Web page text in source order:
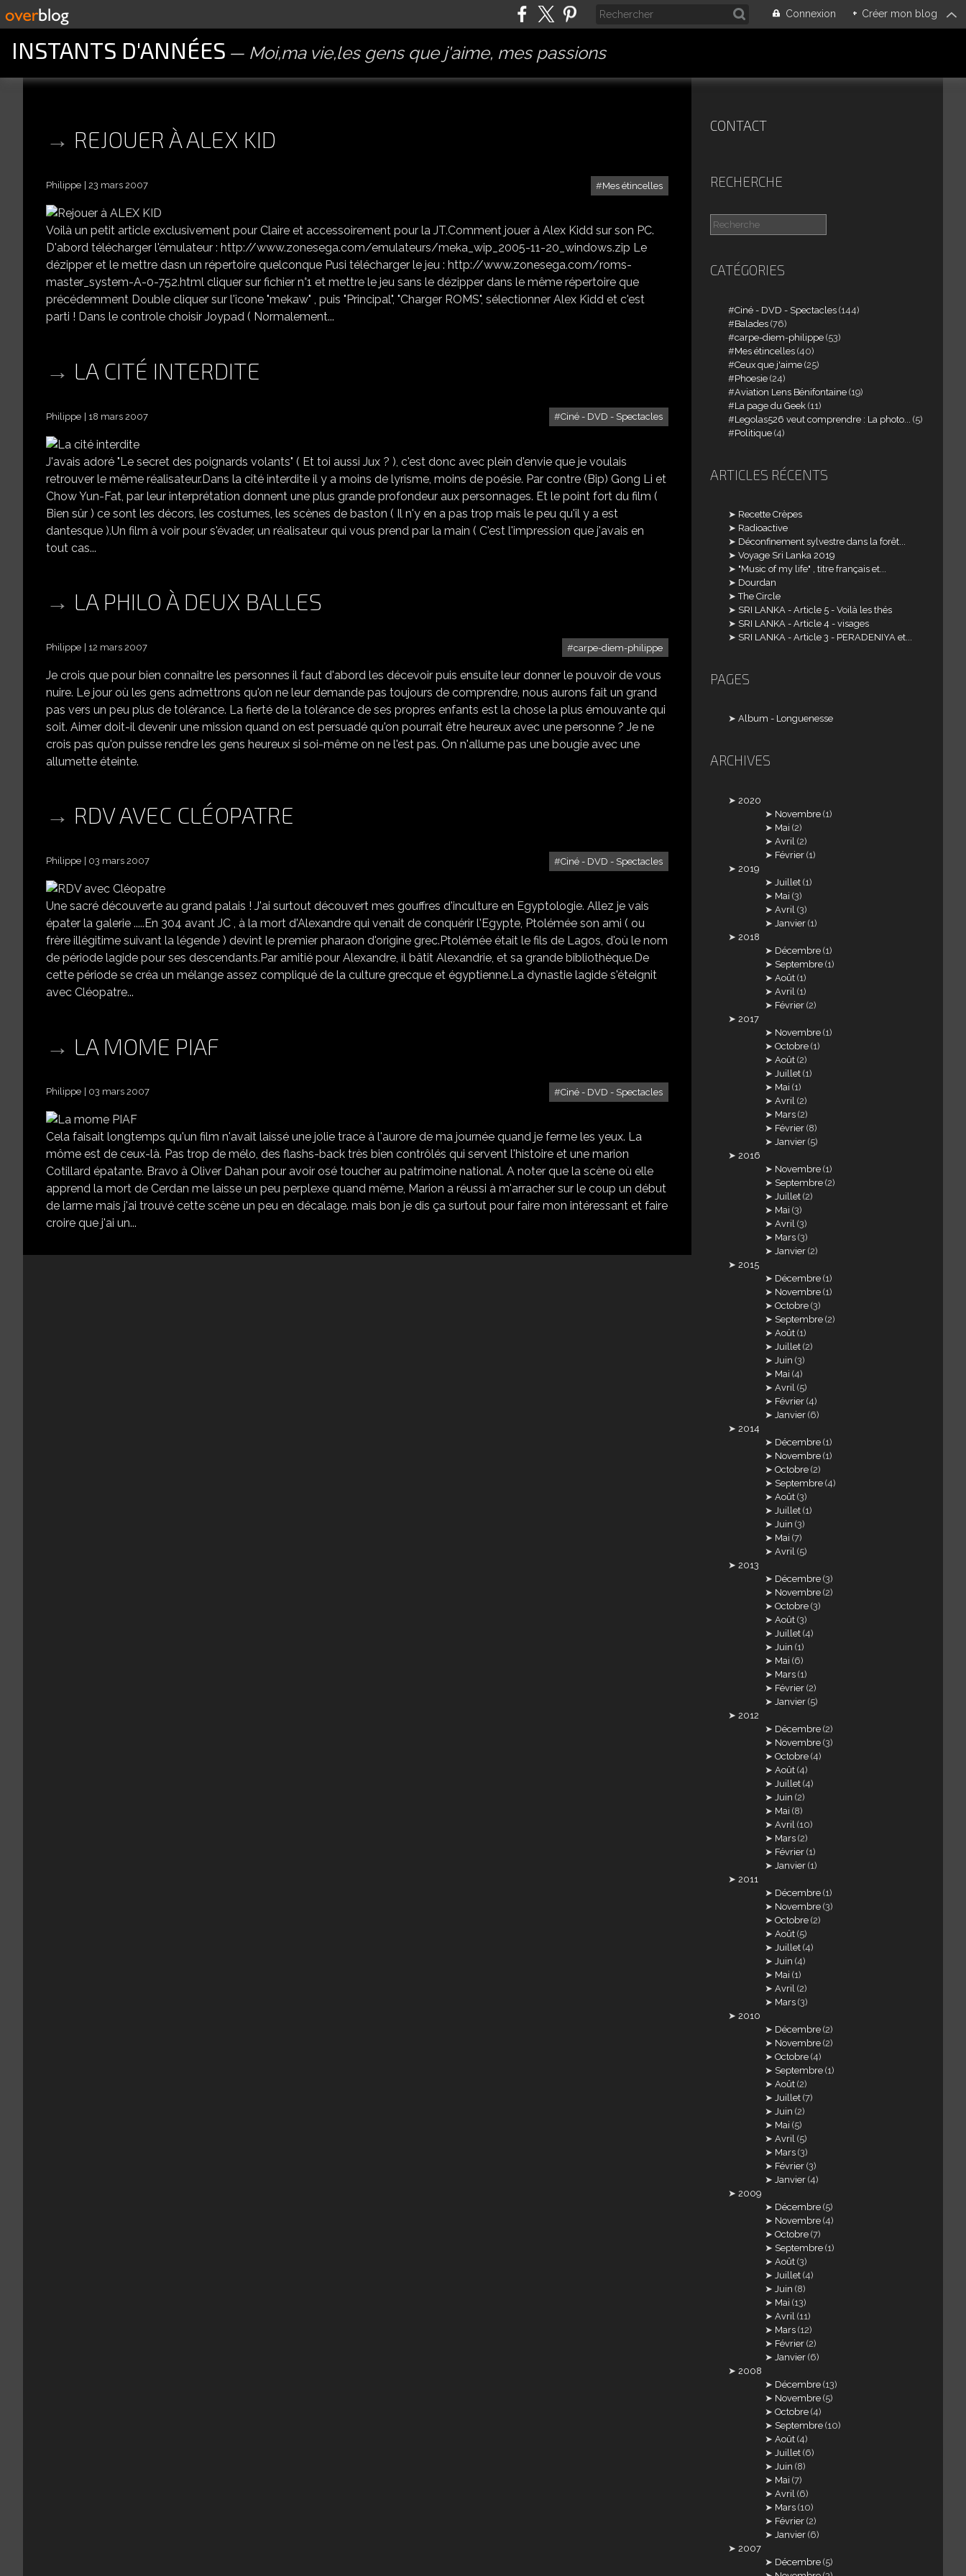
Connexion + Créer mon blog
INSTANTS D'ANNÉES Moi,ma vie,les gens que j'aime, mes passions
REJOUER À ALEX KID
Mes étincelles
Philippe 23 mars 2007 REJOUER À ALEX KID
Voilà un petit article exclusivement pour Claire et accessoirement pour la JT.Comment jouer à Alex Kidd sur son PC.
D'abord télécharger l'émulateur : http://www.zonesega.com/emulateurs/meka_wip_2005-11-20_windows.zip Le
dézipper et le mettre dasn un répertoire quelconque Pusi télécharger le jeu : http://www.zonesega.com/roms-
master_system-A-0-752.html cliquer sur fichier n°1 et mettre le jeu sans le dézipper dans le même répertoire que
précédemment Double cliquer sur l'icone "mekaw" , puis "Principal", "Charger ROMS", sélectionner Alex Kidd et c'est
parti ! Dans le controle choisir Joypad ( Normalement...
LA CITÉ INTERDITE
Ciné - DVD - Spectacles
Philippe 18 mars 2007 LA CITÉ INTERDITE
J'avais adoré "Le secret des poignards volants" ( Et toi aussi Jux ? ), c'est donc avec plein d'envie que je voulais
retrouver le même réalisateur.Dans la cité interdite il y a moins de lyrisme, moins de poésie. Par contre (Bip) Gong Li et
Chow Yun-Fat, par leur interprétation donnent une plus grande profondeur aux personnages. Et le point fort du film (
Bien sûr ) ce sont les décors, les costumes, les scènes de baston ( Il n'y en a pas trop mais le peu qu'il y a est
dantesque ).Un film à voir pour s'évader, un réalisateur qui vous prend par la main ( C'est l'impression que j'avais en
tout cas...
LA PHILO À DEUX BALLES
carpe-diem-philippe
Philippe 12 mars 2007
Je crois que pour bien connaitre les personnes il faut d'abord les décevoir puis ensuite leur donner le pouvoir de vous
nuire. Le jour où les gens admettrons qu'on ne leur demande pas toujours de comprendre, nous aurons fait un grand
pas vers un peu plus de tolérance. La fierté de la tolérance de ses propres enfants est la chose la plus émouvante qui
soit. Aimer doit-il devenir une mission quand on est persuadé qu'on pourrait être heureux avec une personne ? Je ne
crois pas qu'on puisse rendre les gens heureux si soi-même on ne l'est pas. On n'allume pas une bougie avec une
allumette éteinte.
RDV AVEC CLÉOPATRE
Ciné - DVD - Spectacles
Philippe 03 mars 2007 RDV AVEC CLÉOPATRE
Une sacré découverte au grand palais ! J'ai surtout découvert mes gouffres d'inculture en Egyptologie. Allez je vais
épater la galerie .....En 304 avant JC , à la mort d'Alexandre qui venait de conquérir l'Egypte, Ptolémée son ami ( ou
frère illégitime suivant la légende ) devint le premier pharaon d'origine grec.Ptolémée était le fils de Lagos, d'où le nom
de période lagide pour ses descendants.Par amitié pour Alexandre, il bâtit Alexandrie, et sa grande bibliothèque.De
cette période se créa un mélange assez compliqué de la culture grecque et égyptienne.La dynastie lagide s'éteignit
avec Cléopatre...
LA MOME PIAF
Ciné - DVD - Spectacles
Philippe 03 mars 2007 LA MOME PIAF
Cela faisait longtemps qu'un film n'avait laissé une jolie trace à l'aurore de ma journée quand je ferme les yeux. La
môme est de ceux-là. Pas trop de mélo, des flashs-back très bien contrôlés qui servent l'histoire et une marion
Cotillard épatante. Bravo à Oliver Dahan pour avoir osé toucher au patrimoine national. A noter que la scène où elle
apprend la mort de Cerdan me laisse un peu perplexe quand même, Marion a réussi à m'arracher sur le coup un début
de larme mais j'ai trouvé cette scène un peu en décalage. mais bon je dis ça surtout pour faire mon intéressant et faire
croire que j'ai un...
CONTACT
RECHERCHE
CATÉGORIES
Ciné - DVD - Spectacles (144)
Balades (76)
carpe-diem-philippe (53)
Mes étincelles (40)
Ceux que j'aime (25)
Phoesie (24)
Aviation Lens Bénifontaine (19)
La page du Geek (11)
Legolas526 veut comprendre : La photo...
(5)
Politique (4)
ARTICLES RÉCENTS
Recette Crèpes
Radioactive
Déconfinement sylvestre dans la forêt...
Voyage Sri Lanka 2019
"Music of my life" , titre français et...
Dourdan
The Circle
SRI LANKA - Article 5 - Voilà les thés
SRI LANKA - Article 4 - visages
SRI LANKA - Article 3 - PERADENIYA et...
PAGES
Album - Longuenesse
ARCHIVES
2020
Novembre (1)
Mai (2)
Avril (2)
Février (1)
2019
Juillet (1)
Mai (3)
Avril (3)
Janvier (1)
2018
Décembre (1)
Septembre (1)
Août (1)
Avril (1)
Février (2)
2017
Novembre (1)
Octobre (1)
Août (2)
Juillet (1)
Mai (1)
Avril (2)
Mars (2)
Février (8)
Janvier (5)
2016
Novembre (1)
Septembre (2)
Juillet (2)
Mai (3)
Avril (3)
Mars (3)
Janvier (2)
2015
Décembre (1)
Novembre (1)
Octobre (3)
Septembre (2)
Août (1)
Juillet (2)
Juin (3)
Mai (4)
Avril (5)
Février (4)
Janvier (6)
2014
Décembre (1)
Novembre (1)
Octobre (2)
Septembre (4)
Août (3)
Juillet (1)
Juin (3)
Mai (7)
Avril (5)
2013
Décembre (3)
Novembre (2)
Octobre (3)
Août (3)
Juillet (4)
Juin (1)
Mai (6)
Mars (1)
Février (2)
Janvier (5)
2012
Décembre (2)
Novembre (3)
Octobre (4)
Août (4)
Juillet (4)
Juin (2)
Mai (8)
Avril (10)
Mars (2)
Février (1)
Janvier (1)
2011
Décembre (1)
Novembre (3)
Octobre (2)
Août (5)
Juillet (4)
Juin (4)
Mai (1)
Avril (2)
Mars (3)
2010
Décembre (2)
Novembre (2)
Octobre (4)
Septembre (1)
Août (2)
Juillet (7)
Juin (2)
Mai (5)
Avril (5)
Mars (3)
Février (3)
Janvier (4)
2009
Décembre (5)
Novembre (4)
Octobre (7)
Septembre (1)
Août (3)
Juillet (4)
Juin (8)
Mai (13)
Avril (11)
Mars (12)
Février (2)
Janvier (6)
2008
Décembre (13)
Novembre (5)
Octobre (4)
Septembre (10)
Août (4)
Juillet (6)
Juin (8)
Mai (7)
Avril (6)
Mars (10)
Février (2)
Janvier (6)
2007
Décembre (5)